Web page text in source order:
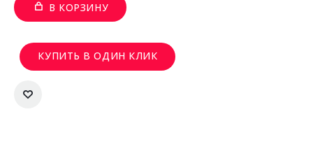
В КОРЗИНУ
КУПИТЬ В ОДИН КЛИК